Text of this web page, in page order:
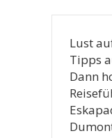
Lust
Tipps
Dann